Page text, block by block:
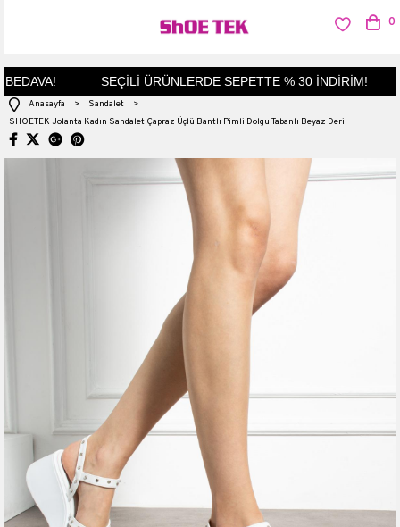
SEÇİLİ ÜRÜNLERDE SEPETTE % 30 İNDİRİM!
0
Anasayfa > Sandalet
>
SHOETEK Jolanta Kadın Sandalet Çapraz Üçlü Bantlı Pimli Dolgu Tabanlı Beyaz Deri